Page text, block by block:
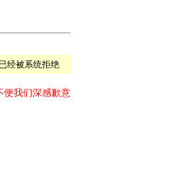
经被系统拒绝
便我们深感歉意